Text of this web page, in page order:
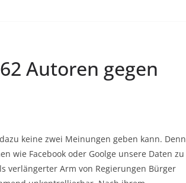
Autoren gegen
keine zwei Meinungen geben kann. Denn
wie Facebook oder Goolge unsere Daten zu
verlängerter Arm von Regierungen Bürger